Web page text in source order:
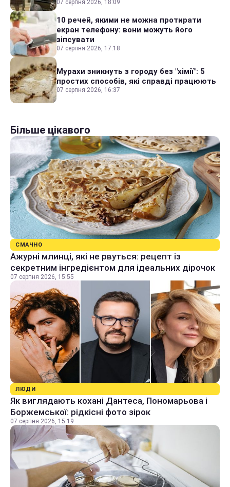
07 серпня 2026, 18:09
10 речей, якими не можна протирати
екран телефону: вони можуть його
зіпсувати
07 серпня 2026, 17:18
Мурахи зникнуть з городу без "хімії": 5
простих способів, які справді працюють
07 серпня 2026, 16:37
Більше цікавого
СМАЧНО
Ажурні млинці, які не рвуться: рецепт із
секретним інгредієнтом для ідеальних дірочок
07 серпня 2026, 15:55
ЛЮДИ
Як виглядають кохані Дантеса, Пономарьова і
Боржемської: рідкісні фото зірок
07 серпня 2026, 15:19